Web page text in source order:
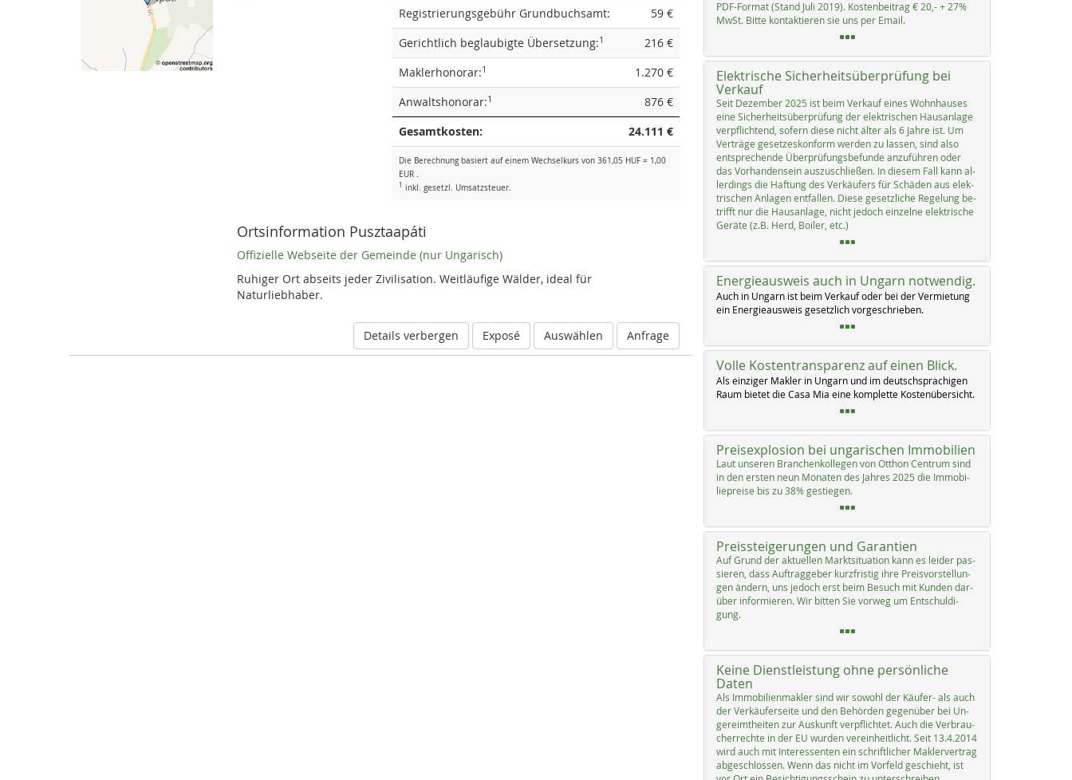
Registrierungsgebühr Grundbuchsamt:
59 €
Gerichtlich beglaubigte Übersetzung:1
216 €
Maklerhonorar:1
1.270 €
Anwaltshonorar:1
876 €
Gesamtkosten:
24.111 €
Die Berechnung basiert auf einem Wechselkurs von 361,05 HUF = 1,00
EUR .
1 inkl. gesetzl. Umsatzsteuer.
Ortsinformation Pusztaapáti
Offizielle Webseite der Gemeinde (nur Ungarisch)
Ruhiger Ort abseits jeder Zivilisation. Weitläufige Wälder, ideal für
Naturliebhaber.
Details verbergen Exposé Auswählen Anfrage
PDF-For­mat (Stand Ju­li 2019). Kos­ten­bei­trag € 20,- + 27%
MwSt. Bit­te kon­tak­tie­ren sie uns per Email.
Elektrische Sicherheitsüberprüfung bei
Verkauf
Seit De­zem­ber 2025 ist beim Ver­kauf ei­nes Wohn­hau­ses
ei­ne Si­cher­heits­über­prü­fung der elek­tri­schen Haus­an­la­ge
verpf­lich­tend, so­fern die­se nicht äl­ter als 6 Jah­re ist. Um
Ver­trä­ge ge­set­zes­kon­form wer­den zu las­sen, sind al­so
ent­sp­re­chen­de Über­prü­fungs­be­fun­de an­zu­füh­ren oder
das Vor­han­den­sein aus­zu­sch­lie­ßen. In die­sem Fall kann al­
ler­dings die Haf­tung des Ver­käu­fers für Schä­den aus elek­
tri­schen An­la­gen ent­fal­len. Die­se ge­setz­li­che Re­ge­lung be­
trifft nur die Haus­an­la­ge, nicht je­doch ein­zel­ne elek­tri­sche
Ge­rä­te (z.B. Herd, Boi­ler, etc.)
Energieausweis auch in Ungarn notwendig.
Auch in Un­garn ist beim Ver­kauf oder bei der Ver­mie­tung
ein En­er­gie­aus­weis ge­setz­lich vor­ge­schrie­ben.
Volle Kostentransparenz auf einen Blick.
Als ein­zi­ger Mak­ler in Un­garn und im deutsch­spra­chi­gen
Raum bie­tet die Ca­sa Mia ei­ne kom­p­let­te Kos­ten­über­sicht.
Preisexplosion bei ungarischen Immobilien
Laut un­se­ren Bran­chen­kol­le­gen von Ott­hon Cen­trum sind
in den ers­ten neun Mo­na­ten des Jah­res 2025 die Im­mo­bi­
lie­p­rei­se bis zu 38% ge­s­tie­gen.
Preissteigerungen und Garantien
Auf Grund der ak­tu­el­len Markt­si­tua­ti­on kann es lei­der pas­
sie­ren, dass Auf­trag­ge­ber kurz­fris­tig ih­re Preis­vor­stel­lun­
gen än­dern, uns je­doch erst beim Be­such mit Kun­den dar­
über in­for­mie­ren. Wir bit­ten Sie vor­weg um Ent­schul­di­
gung.
Keine Dienstleistung ohne persönliche
Daten
Als Im­mo­bi­li­en­mak­ler sind wir so­wohl der Käu­fer- als auch
der Ver­käu­fer­sei­te und den Be­hör­den ge­gen­über bei Un­
ge­reimt­hei­ten zur Aus­kunft verpf­lich­tet. Auch die Ver­brau­
cher­rech­te in der EU wur­den ve­r­ein­heit­licht. Seit 13.4.2014
wird auch mit In­ter­es­sen­ten ein schrift­li­cher Mak­ler­ver­trag
ab­ge­sch­los­sen. Wenn das nicht im Vor­feld ge­schieht, ist